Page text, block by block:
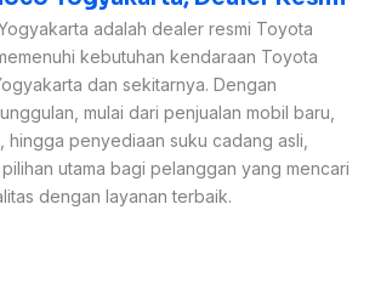
adalah dealer resmi Toyota
kebutuhan kendaraan Toyota
dan sekitarnya. Dengan
mulai dari penjualan mobil baru,
hingga penyediaan suku cadang asli,
utama bagi pelanggan yang mencari
dengan layanan terbaik.